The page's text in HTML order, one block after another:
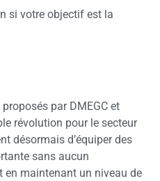
si votre objectif est la
par DMEGC et
révolution pour le secteur
désormais d’équiper des
sans aucun
en maintenant un niveau de